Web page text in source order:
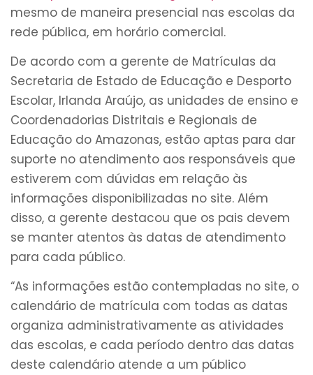
mesmo de maneira presencial nas escolas da
rede pública, em horário comercial.
De acordo com a gerente de Matrículas da
Secretaria de Estado de Educação e Desporto
Escolar, Irlanda Araújo, as unidades de ensino e
Coordenadorias Distritais e Regionais de
Educação do Amazonas, estão aptas para dar
suporte no atendimento aos responsáveis que
estiverem com dúvidas em relação às
informações disponibilizadas no site. Além
disso, a gerente destacou que os pais devem
se manter atentos às datas de atendimento
para cada público.
“As informações estão contempladas no site, o
calendário de matrícula com todas as datas
organiza administrativamente as atividades
das escolas, e cada período dentro das datas
deste calendário atende a um público